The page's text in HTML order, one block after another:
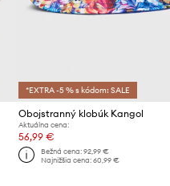
*EXTRA -5 % s kódom: SALE
Obojstranný klobúk Kangol
Aktuálna cena:
56,99 €
Bežná cena: 92,99 €
Najnižšia cena: 60,99 €